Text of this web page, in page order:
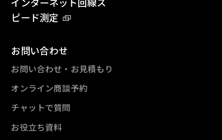
ピード測定
お問い合わせ
お問い合わせ・お見積もり
オンライン商談予約
チャットで質問
お役立ち資料